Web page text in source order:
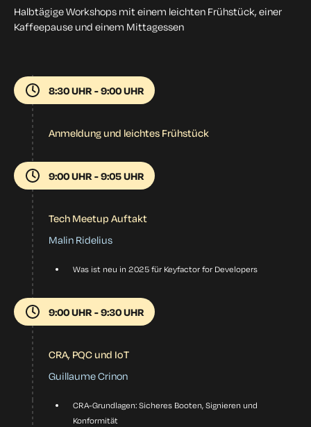
Halbtägige Workshops mit einem leichten Frühstück, einer
Kaffeepause und einem Mittagessen
8:30 UHR - 9:00 UHR
Anmeldung und leichtes Frühstück
9:00 UHR - 9:05 UHR
Tech Meetup Auftakt
Malin Ridelius
Was ist neu in 2025 für Keyfactor for Developers
9:00 UHR - 9:30 UHR
CRA, PQC und IoT
Guillaume Crinon
CRA-Grundlagen: Sicheres Booten, Signieren und
Konformität